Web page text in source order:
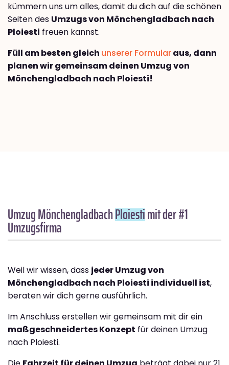
kümmern uns um alles, damit du dich auf die schönen
Seiten des Umzugs von Mönchengladbach nach
Ploiesti freuen kannst.
Füll am besten gleich unserer Formularaus, dann
planen wir gemeinsam deinen Umzug von
Mönchengladbach nach Ploiesti!
Umzug MönchengladbachPloiestimit der #1
Umzugsfirma
Weil wir wissen, dass jeder Umzug von
Mönchengladbach nach Ploiesti individuell ist,
beraten wir dich gerne ausführlich.
Im Anschluss erstellen wir gemeinsam mit dir ein
maßgeschneidertes Konzept für deinen Umzug
nach Ploiesti.